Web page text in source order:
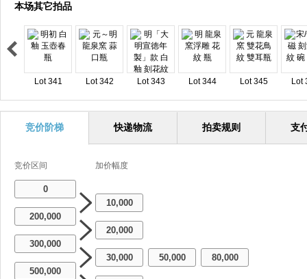
本场其它拍品
Lot 341 Lot 342 Lot 343 Lot 344 Lot 345 Lot
竞价阶梯 快递物流 拍卖规则 支
竞价区间 加价幅度
0
10,000
200,000
20,000
300,000
30,000
50,000
80,000
500,000